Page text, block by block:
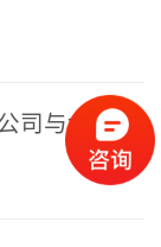
消防展圆
司与金科
协议